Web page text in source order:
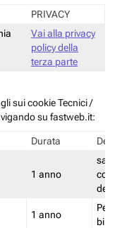
PRIVACY
Vai alla privacy
policy della
terza parte
sui cookie Tecnici /
su fastweb.it:
Durata
1 anno
salva
dei
1 anno